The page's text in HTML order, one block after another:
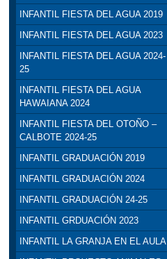
INFANTIL FIESTA DEL AGUA 2019
INFANTIL FIESTA DEL AGUA 2023
INFANTIL FIESTA DEL AGUA 2024-
25
INFANTIL FIESTA DEL AGUA
HAWAIANA 2024
INFANTIL FIESTA DEL OTOÑO –
CALBOTE 2024-25
INFANTIL GRADUACIÓN 2019
INFANTIL GRADUACIÓN 2024
INFANTIL GRADUACIÓN 24-25
INFANTIL GRDUACIÓN 2023
INFANTIL LA GRANJA EN EL AULA